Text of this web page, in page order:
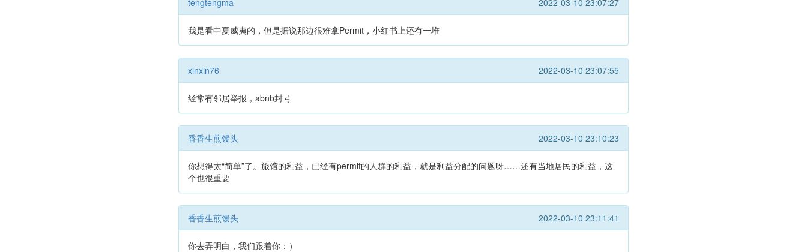
tengtengma 2022-03-10 23:07:27
我是看中夏威夷的，但是据说那边很难拿Permit，小红书上还有一堆
xinxin76 2022-03-10 23:07:55
经常有邻居举报，abnb封号
香香生煎馒头 2022-03-10 23:10:23
你想得太“简单”了。旅馆的利益，已经有permit的人群的利益，就是利益分配的问题呀……还有当地居民的利益，这
个也很重要
香香生煎馒头 2022-03-10 23:11:41
你去弄明白，我们跟着你：）